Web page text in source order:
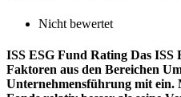
Nicht bewertet
ISS ESG Fund Rating Das ISS
Faktoren aus den Bereichen
Unternehmensführung mit ein.